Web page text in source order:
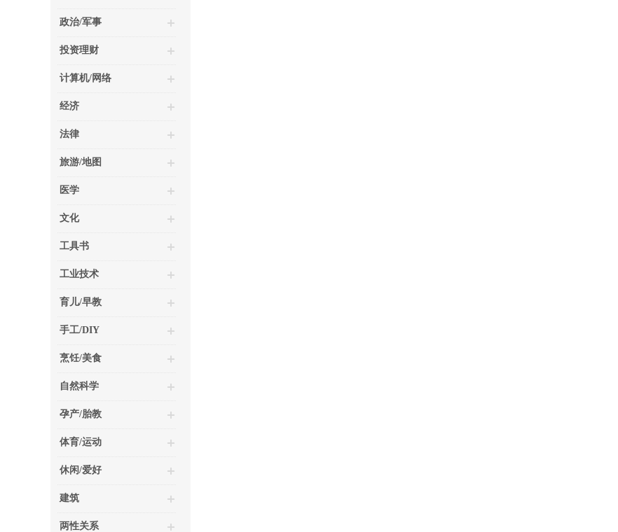
政治/军事
投资理财
计算机/网络
经济
法律
旅游/地图
医学
文化
工具书
工业技术
育儿/早教
手工/DIY
烹饪/美食
自然科学
孕产/胎教
体育/运动
休闲/爱好
建筑
两性关系